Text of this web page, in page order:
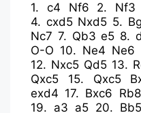
1. c4 Nf6 2. Nf3
4. cxd5 Nxd5 5.
Nc7 7. Qb3 e5 8.
O-O 10. Ne4 Ne6
12. Nxc5 Qd5 13.
Qxc5
15. Qxc5
exd4 17. Bxc6 Rb8
19. a3 a5 20. Bb5